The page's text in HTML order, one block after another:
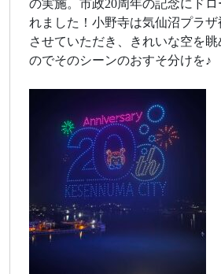
の実施。市政20周年の記念にド
れました！小野寺は気仙沼プラ
させていただき、きれいな空を
のでそのシーンのおすそ分けを♪